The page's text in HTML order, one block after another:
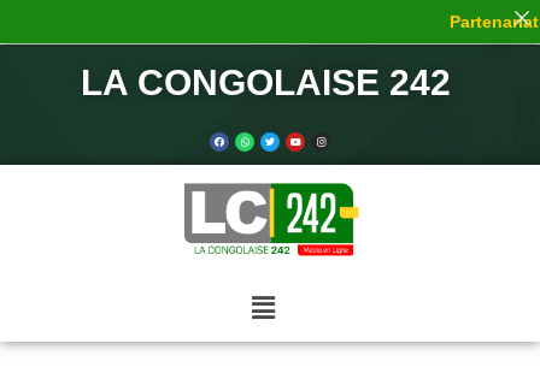
LA CONGOLAISE 242
Partenariat